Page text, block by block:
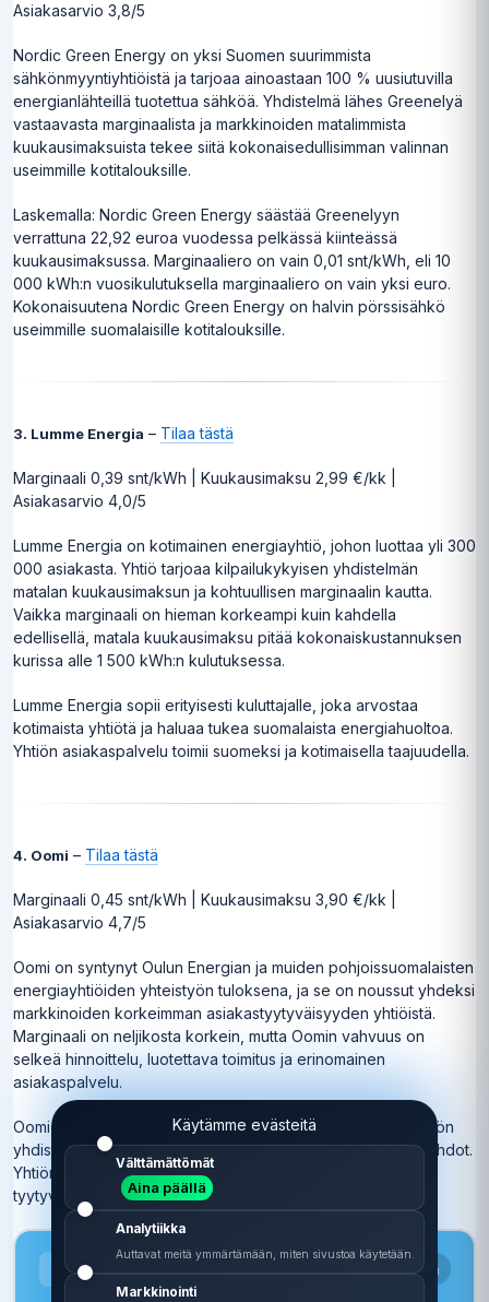
Asiakasarvio 3,8/5
Nordic Green Energy on yksi Suomen suurimmista
sähkönmyyntiyhtiöistä ja tarjoaa ainoastaan 100 % uusiutuvilla
energianlähteillä tuotettua sähköä. Yhdistelmä lähes Greenelyä
vastaavasta marginaalista ja markkinoiden matalimmista
kuukausimaksuista tekee siitä kokonaisedullisimman valinnan
useimmille kotitalouksille.
Laskemalla: Nordic Green Energy säästää Greenelyyn
verrattuna 22,92 euroa vuodessa pelkässä kiinteässä
kuukausimaksussa. Marginaaliero on vain 0,01 snt/kWh, eli 10
000 kWh:n vuosikulutuksella marginaaliero on vain yksi euro.
Kokonaisuutena Nordic Green Energy on halvin pörssisähkö
useimmille suomalaisille kotitalouksille.
3. Lumme Energia – Tilaa tästä
Marginaali 0,39 snt/kWh | Kuukausimaksu 2,99 €/kk |
Asiakasarvio 4,0/5
Lumme Energia on kotimainen energiayhtiö, johon luottaa yli 300
000 asiakasta. Yhtiö tarjoaa kilpailukykyisen yhdistelmän
matalan kuukausimaksun ja kohtuullisen marginaalin kautta.
Vaikka marginaali on hieman korkeampi kuin kahdella
edellisellä, matala kuukausimaksu pitää kokonaiskustannuksen
kurissa alle 1 500 kWh:n kulutuksessa.
Lumme Energia sopii erityisesti kuluttajalle, joka arvostaa
kotimaista yhtiötä ja haluaa tukea suomalaista energiahuoltoa.
Yhtiön asiakaspalvelu toimii suomeksi ja kotimaisella taajuudella.
4. Oomi – Tilaa tästä
Marginaali 0,45 snt/kWh | Kuukausimaksu 3,90 €/kk |
Asiakasarvio 4,7/5
Oomi on syntynyt Oulun Energian ja muiden pohjoissuomalaisten
energiayhtiöiden yhteistyön tuloksena, ja se on noussut yhdeksi
markkinoiden korkeimman asiakastyytyväisyyden yhtiöistä.
Marginaali on neljikosta korkein, mutta Oomin vahvuus on
selkeä hinnoittelu, luotettava toimitus ja erinomainen
asiakaspalvelu.
Oomi sopii kuluttajalle, joka haluaa halvimpaan pörssisähköön
yhdistettynä korkean palvelutason ja läpinäkyvät sopimusehdot.
Yhtiön 4,7 tähden asiakasarvio Sähköale.fi:ssä kertoo
tyytyväisistä asiakkaista.
Sähköale.fi
Pörssisähkön hintavertailu
Sisältää affiliate-linkkejä
Käytämme evästeitä
Välttämättömät
Aina päällä
Analytiikka
Auttavat meitä ymmärtämään, miten sivustoa käytetään.
Markkinointi